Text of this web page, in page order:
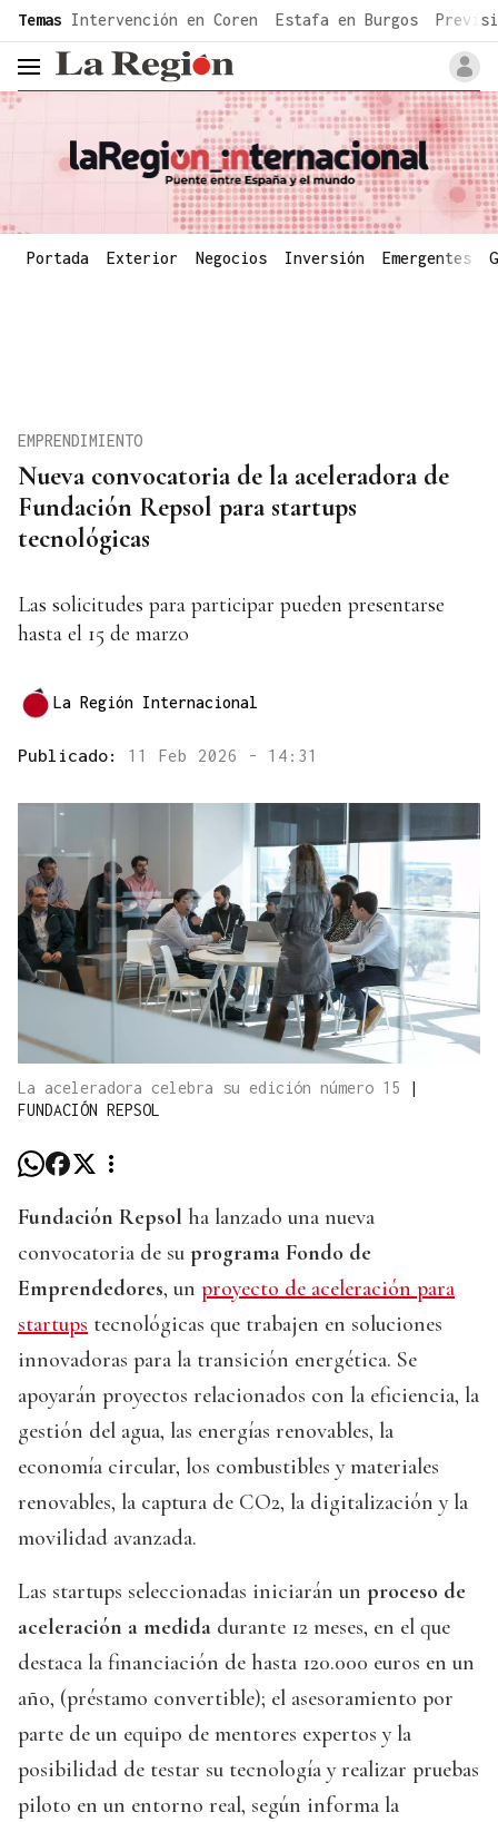
common.go-to-content
Temas Intervención en Coren Estafa en Burgos
header.menu.open
Portada Exterior Negocios Inversión Emergentes
Nueva convocatoria de la aceleradora de
Fundación Repsol para startups
tecnológicas
EMPRENDIMIENTO
Las solicitudes para participar pueden presentarse
hasta el 15 de marzo
La Región Internacional
Publicado: 11 Feb 2026 - 14:31
La aceleradora celebra su edición número 15
|
FUNDACIÓN REPSOL
Fundación Repsol ha lanzado una nueva
convocatoria de su programa Fondo de
Emprendedores, un proyecto de aceleración para
startups tecnológicas que trabajen en soluciones
innovadoras para la transición energética. Se
apoyarán proyectos relacionados con la eficiencia, la
gestión del agua, las energías renovables, la
economía circular, los combustibles y materiales
renovables, la captura de CO2, la digitalización y la
movilidad avanzada.
Las startups seleccionadas iniciarán un proceso de
aceleración a medida durante 12 meses, en el que
destaca la financiación de hasta 120.000 euros en un
año, (préstamo convertible); el asesoramiento por
parte de un equipo de mentores expertos y la
posibilidad de testar su tecnología y realizar pruebas
piloto en un entorno real, según informa la